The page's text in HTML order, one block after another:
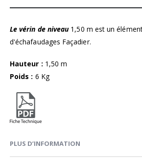
Le vérin de niveau1,50 m est un
d'échafaudages Façadier.
Hauteur : 1,50 m
Poids : 6 Kg
PLUS D’INFORMATION